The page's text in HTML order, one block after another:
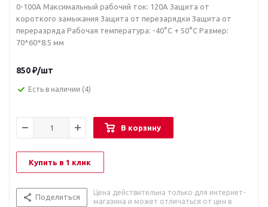
0-100A Максимальный рабочий ток: 120А Защита от
короткого замыкания Защита от перезарядки Защита от
переразряда Рабочая температура: -40°С + 50°С Размер:
70*60*8.5 мм
850₽/шт
Есть в наличии (4)
В корзину
Купить в 1 клик
Поделиться
Цена действительна только для интернет-
магазина и может отличаться от цен в